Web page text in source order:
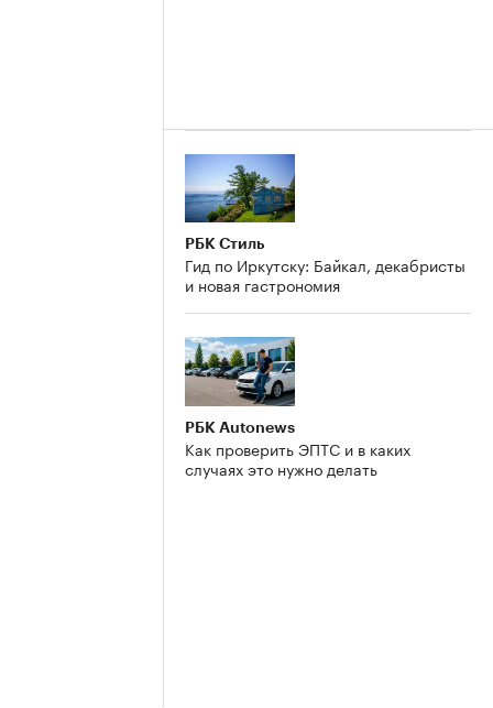
РБК Стиль
Гид по Иркутску: Байкал, декабристы
и новая гастрономия
РБК Autonews
Как проверить ЭПТС и в каких
случаях это нужно делать